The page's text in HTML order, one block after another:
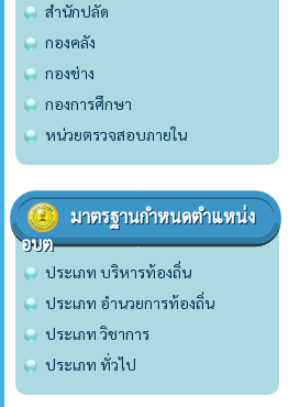
สำนักปลัด
กองคลัง
กองช่าง
กองการศึกษา
หน่วยตรวจสอบภายใน
มาตรฐานกำหนดตำแหน่ง
อบต
ประเภท บริหารท้องถิ่น
ประเภท อำนวยการท้องถิ่น
ประเภท วิชาการ
ประเภท ทั่วไป